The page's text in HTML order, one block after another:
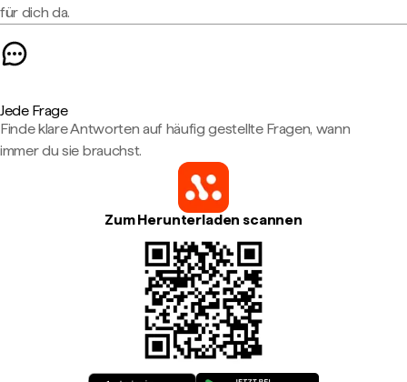
für dich da.
Jede Frage
Finde klare Antworten auf häufig gestellte Fragen, wann
immer du sie brauchst.
Zum Herunterladen scannen